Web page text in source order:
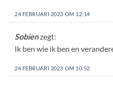
24 FEBRUARI 2023 OM 12:14
Sobienzegt:
Ik ben wie ik ben en
24 FEBRUARI 2023 OM 10:52